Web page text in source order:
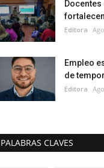
Docentes
Editora
Empleo
de
Editora
PALABRAS CLAVES